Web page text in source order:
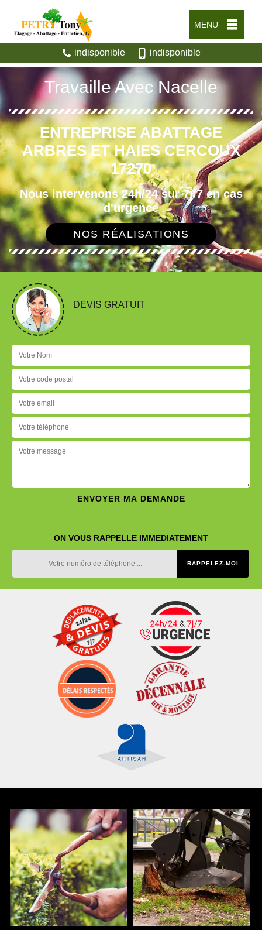
MENU
indisponible indisponible
Travaille Avec Nacelle
ENTREPRISE ABATTAGE
ARBRES ET HAIES CERCOUX
17270
Nous intervenons 24h/24 sur 7j/7 en cas
d'urgence
NOS RÉALISATIONS
DEVIS GRATUIT
ON VOUS RAPPELLE IMMEDIATEMENT